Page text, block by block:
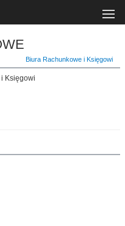
Biura Rachunkowe i Księgowi
Księgowi